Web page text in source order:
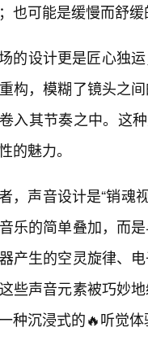
也可能是缓慢而舒
的设计更是匠心独
构，模糊了镜头之
入其节奏之中。这
的魅力。
，声音设计是“销魂
乐的简单叠加，而
产生的空灵旋律、
些声音元素被巧妙
种沉浸式的🔥听觉体